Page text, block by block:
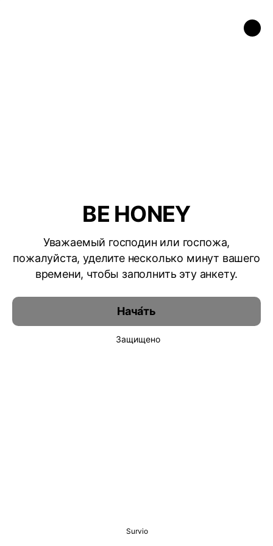
BE HONEY
Уважаемый господин или госпожа,
пожалуйста, уделите несколько минут вашего
времени, чтобы заполнить эту анкету.
Нача́ть
Защищено
Survio